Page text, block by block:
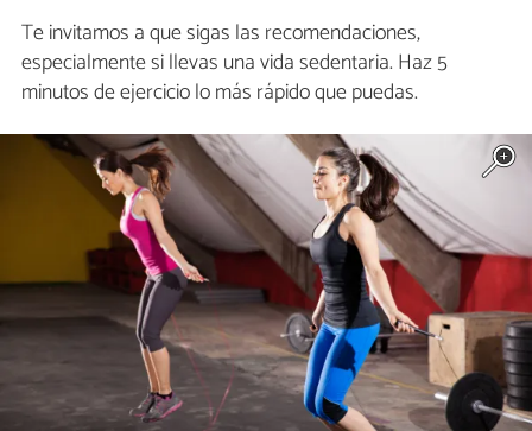
Te invitamos a que sigas las recomendaciones,
especialmente si llevas una vida sedentaria. Haz 5
minutos de ejercicio lo más rápido que puedas.